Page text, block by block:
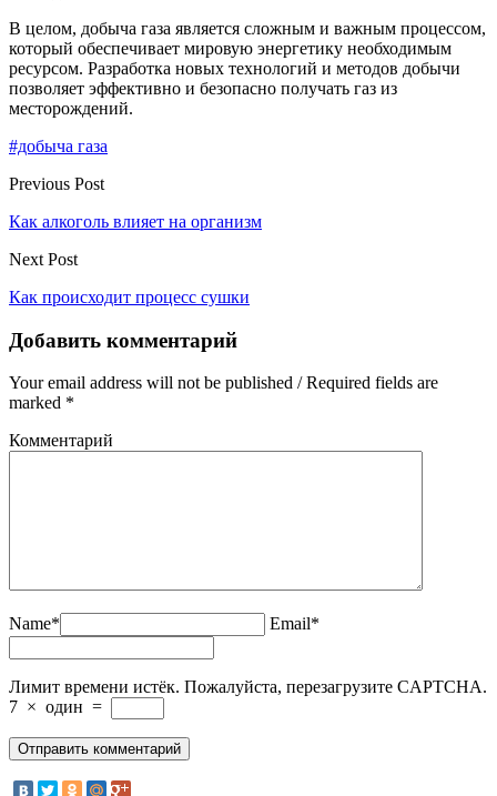
В целом, добыча газа является сложным и важным процессом,
который обеспечивает мировую энергетику необходимым
ресурсом. Разработка новых технологий и методов добычи
позволяет эффективно и безопасно получать газ из
месторождений.
#добыча газа
Previous Post
Как алкоголь влияет на организм
Next Post
Как происходит процесс сушки
Добавить комментарий
Your email address will not be published / Required fields are
marked *
Комментарий
Name* Email*
Лимит времени истёк. Пожалуйста, перезагрузите CAPTCHA.
7 × один =